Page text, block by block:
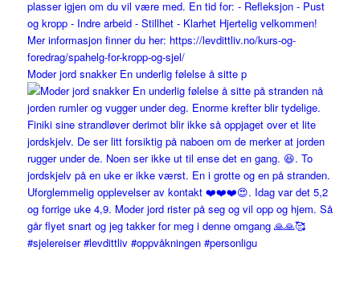
Moder jord snakker En underlig følelse å sitte p
#sjelereiser #levdittliv #oppvåkningen #personligu